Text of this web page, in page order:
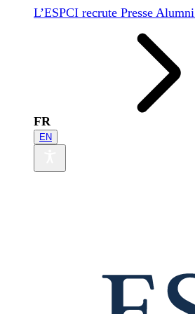
L’ESPCI recrute Presse Alumni
FR
EN